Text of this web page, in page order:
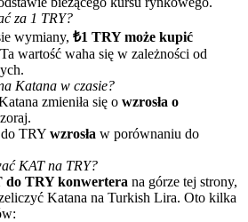
otrzymać nagrody pieniężne
za 1 TRY?
wymiany, ₺1 TRY może kupić
Ta wartość waha się w zależności od
Katana w czasie?
zmieniła się o wzrosła o
TRY wzrosła w porównaniu do
KAT na TRY?
do TRY konwertera na górze tej strony,
Katana na Turkish Lira. Oto kilka